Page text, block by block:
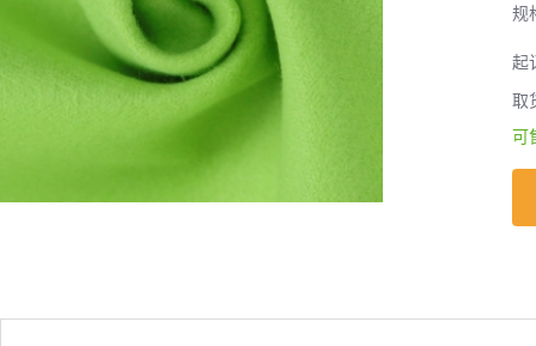
规
起
取
可